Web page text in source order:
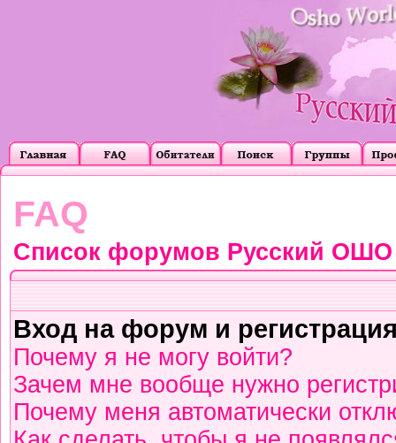
FAQ
Список форумов Русский ОШО
Вход на форум и
Почему я не могу войти?
Зачем мне вообще нужно
Почему меня автоматически